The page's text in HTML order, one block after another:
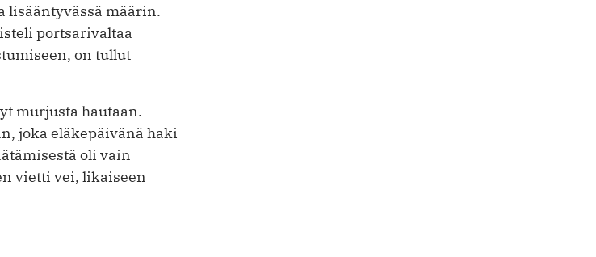
lisääntyvässä määrin.
portsarivaltaa
on tullut
murjusta hautaan.
joka eläkepäivänä haki
oli vain
vietti vei, likaiseen